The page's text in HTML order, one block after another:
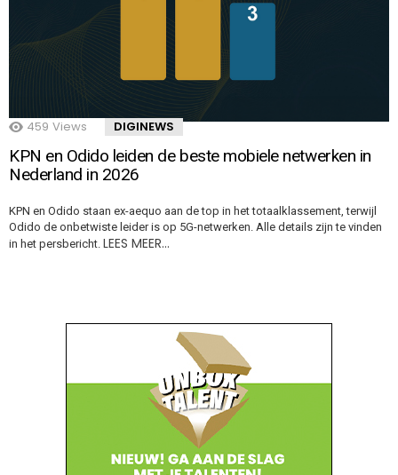
459 Views DIGINEWS
KPN en Odido leiden de beste mobiele netwerken in
Nederland in 2026
KPN en Odido staan ex-aequo aan de top in het totaalklassement, terwijl
Odido de onbetwiste leider is op 5G-netwerken. Alle details zijn te vinden
in het persbericht. LEES MEER…